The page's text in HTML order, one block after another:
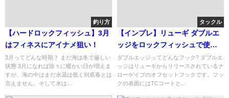
釣り方
【ハードロックフィッシュ】3月
はフィネスにアイナメ狙い！
3月ってどんな時期？ まだ海は冬で厳しい
状態 3月になれば徐々に暖かい日が増えま
すが、海の中はまだ水温は低く到底春とは
言えません。そして水は...
タックル
【インプレ】リューギ ダブルエ
ッジをロックフィッシュで使っ
てみた!
ダブルエッジってどんなフック? ダブルエ
ッジはリューギからリリースされているナ
ローゲイブのオフセットフックです。フッ
クの表面にはTCコートと...